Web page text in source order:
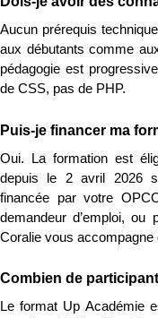
Aucun prérequis
aux débutants comme
pédagogie est
de CSS, pas de PHP.
Puis-je financer ma
Oui. La formation est
depuis le 2 avril 2026
financée par votre
demandeur d’emploi,
Coralie vous accompagne
Combien de
Le format Up Académie